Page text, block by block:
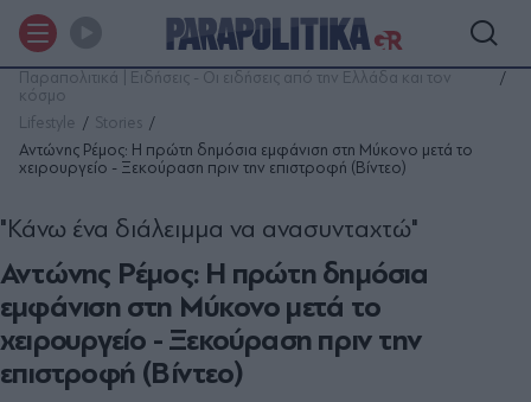
Παραπολιτικά | Ειδήσεις - Οι ειδήσεις από την Ελλάδα και τον
κόσμο
Lifestyle
Stories
Αντώνης Ρέμος: Η πρώτη δημόσια εμφάνιση στη Μύκονο μετά το
χειρουργείο - Ξεκούραση πριν την επιστροφή (Βίντεο)
Αντώνης Ρέμος: Η πρώτη δημόσια
εμφάνιση στη Μύκονο μετά το
χειρουργείο - Ξεκούραση πριν την
επιστροφή (Βίντεο)
"Κάνω ένα διάλειμμα να ανασυνταχτώ"